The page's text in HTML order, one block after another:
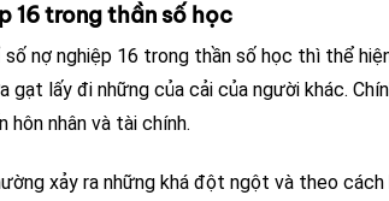
16 trong thần số học
số nợ nghiệp 16 trong thần số học thì thể
gạt lấy đi những của cải của người khác.
hôn nhân và tài chính.
xảy ra những khá đột ngột và theo